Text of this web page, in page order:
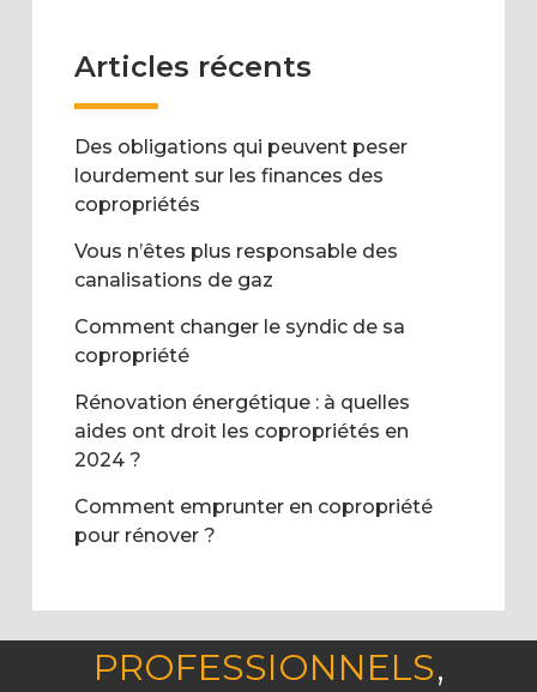
Articles récents
Des obligations qui peuvent peser
lourdement sur les finances des
copropriétés
Vous n’êtes plus responsable des
canalisations de gaz
Comment changer le syndic de sa
copropriété
Rénovation énergétique : à quelles
aides ont droit les copropriétés en
2024 ?
Comment emprunter en copropriété
pour rénover ?
PROFESSIONNELS,